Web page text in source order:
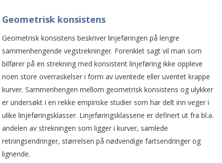
Geometrisk konsistens
Geometrisk konsistens beskriver linjeføringen på lengre
sammenhengende vegstrekninger. Forenklet sagt vil man som
bilfører på en strekning med konsistent linjeføring ikke oppleve
noen store overraskelser i form av uventede eller uventet krappe
kurver. Sammenhengen mellom geometrisk konsistens og ulykker
er undersøkt i en rekke empiriske studier som har delt inn veger i
ulike linjeføringsklasser. Linjeføringsklassene er definert ut fra bl.a.
andelen av strekningen som ligger i kurver, samlede
retningsendringer, størrelsen på nødvendige fartsendringer og
lignende.